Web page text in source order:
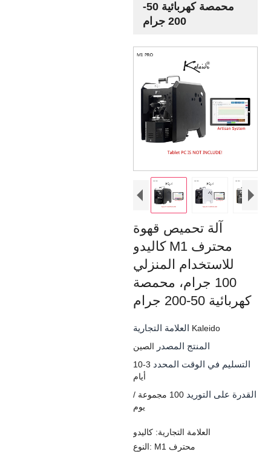
محمصة كهربائية 50-
200 جرام
آلة تحميص قهوة
كاليدو M1 محترف
للاستخدام المنزلي
100 جرام، محمصة
كهربائية 50-200 جرام
Kaleido
المنتج المصدر الصين
التسليم في الوقت المحدد
3-10
أيام
القدرة على التوريد
100 مجموعة /
يوم
العلامة التجارية: كاليدو
النوع: M1 محترف